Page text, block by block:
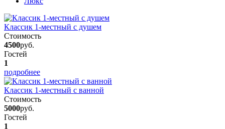
Классик 1-местный с душем
Стоимость
4500руб.
Гостей
1
подробнее
Классик 1-местный с ванной
Стоимость
5000руб.
Гостей
1